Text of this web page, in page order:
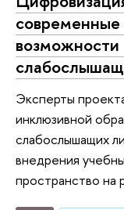
возможности
Эксперты
инклюзивной
слабослышащих
внедрения
пространство на